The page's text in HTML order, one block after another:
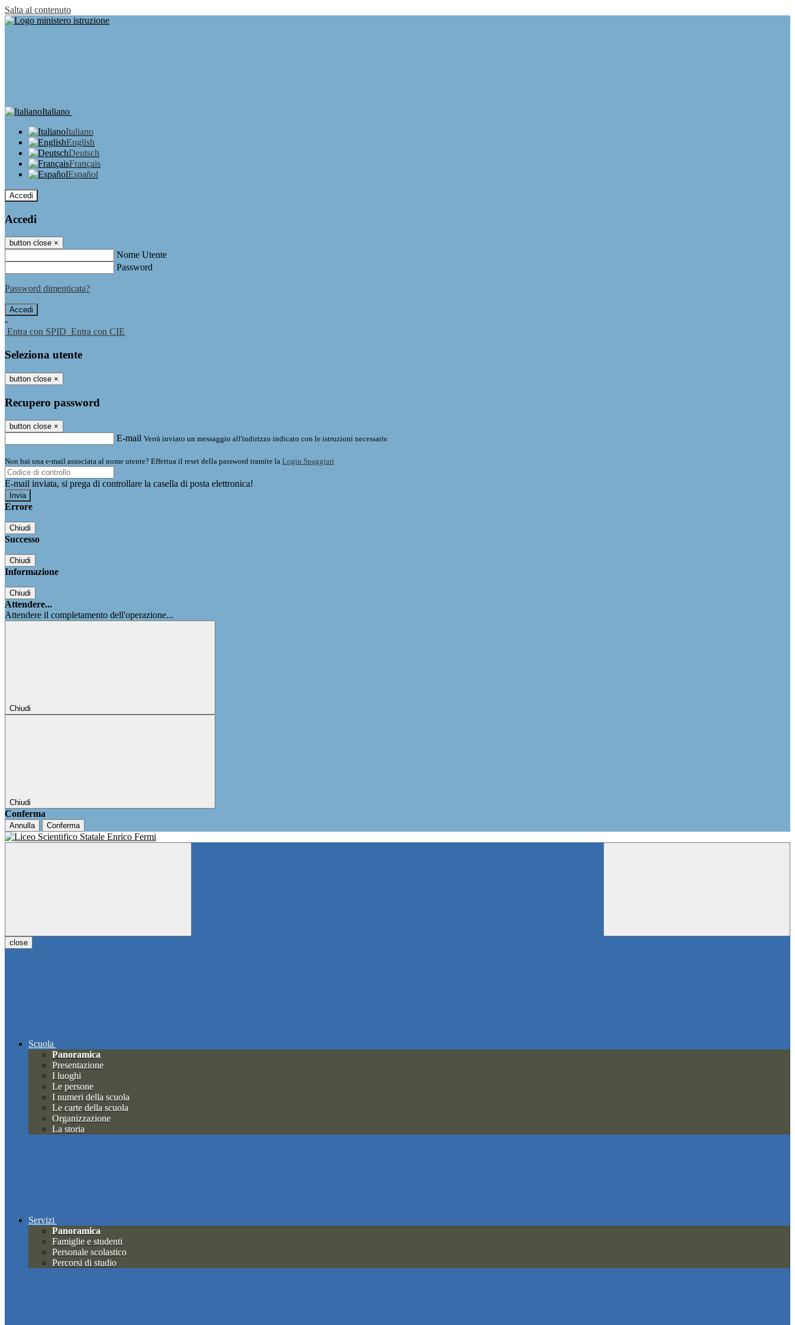
Salta al contenuto
Italiano
Italiano
English
Deutsch
Français
Español
Accedi
Accedi
button close ×
Nome Utente
Password
Password dimenticata?
-
Entra con SPID Entra con CIE
Seleziona utente
button close ×
Recupero password
button close ×
E-mail Verrà inviato un messaggio all'indirizzo indicato con le istruzioni necessarie.
Non hai una e-mail associata al nome utente? Effettua il reset della password tramite la Login Spaggiari
E-mail inviata, si prega di controllare la casella di posta elettronica!
Errore
Chiudi
Successo
Chiudi
Informazione
Chiudi
Attendere...
Attendere il completamento dell'operazione...
Chiudi
Chiudi
Conferma
Annulla Conferma
close
Scuola
Panoramica
Presentazione
I luoghi
Le persone
I numeri della scuola
Le carte della scuola
Organizzazione
La storia
Servizi
Panoramica
Famiglie e studenti
Personale scolastico
Percorsi di studio